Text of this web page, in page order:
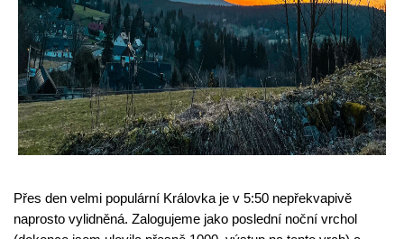
Přes den velmi populární Královka je v 5:50 nepřekvapivě
naprosto vylidněná. Zalogujeme jako poslední noční vrchol